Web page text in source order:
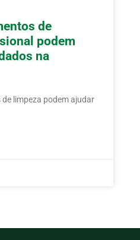
de
podem
na
limpeza podem ajudar